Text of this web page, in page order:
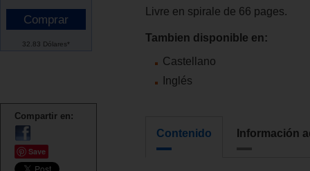
32.83 Dólares*
Compartir en:
Save
Livre en spirale de 66 pages.
Tambien disponible en:
Castellano
Inglés
Contenido Información